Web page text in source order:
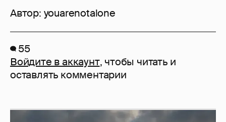
Автор: youarenotalone
55
Войдите в аккаунт, чтобы читать и
оставлять комментарии